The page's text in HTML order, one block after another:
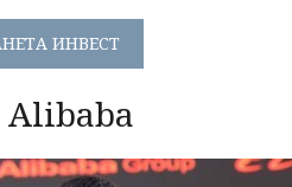
ИНВЕСТ
Alibaba